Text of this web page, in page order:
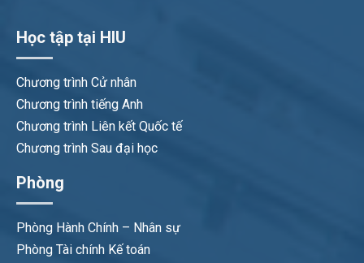
Học tập tại HIU
Chương trình Cử nhân
Chương trình tiếng Anh
Chương trình Liên kết Quốc tế
Chương trình Sau đại học
Phòng
Phòng Hành Chính – Nhân sự
Phòng Tài chính Kế toán